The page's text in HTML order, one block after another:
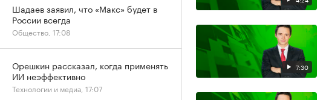
7:30
Шадаев заявил, что «Макс» будет в
России всегда
Общество, 17:08
Орешкин рассказал, когда применять
ИИ неэффективно
Технологии и медиа, 17:07